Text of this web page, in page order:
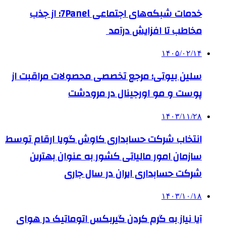
خدمات شبکه‌های اجتماعی 7Panel؛ از جذب
مخاطب تا افزایش درآمد
۱۴۰۵/۰۲/۱۴
سلین بیوتی؛ مرجع تخصصی محصولات مراقبت از
پوست و مو اورجینال در مرودشت
۱۴۰۳/۱۱/۲۸
انتخاب شرکت حسابداری کاوش گویا ارقام توسط
سازمان امور مالیاتی کشور به عنوان بهترین
شرکت حسابداری ایران در سال جاری
۱۴۰۳/۱۰/۱۸
آیا نیاز به گرم کردن گیربکس اتوماتیک در هوای